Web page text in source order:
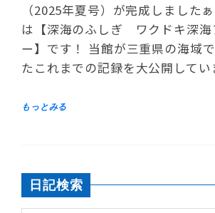
（2025年夏号）が完成しました
は【深海のふしぎ ワクドキ深海
ー】です！ 当館が三重県の海域
たこれまでの記録を大公開してい
日記検索